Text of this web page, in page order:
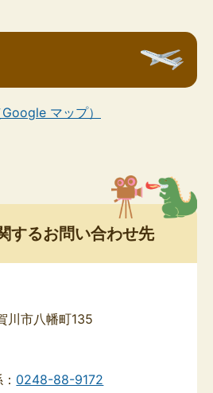
マップ）
するお問い合わせ先
市八幡町135
0248-88-9172